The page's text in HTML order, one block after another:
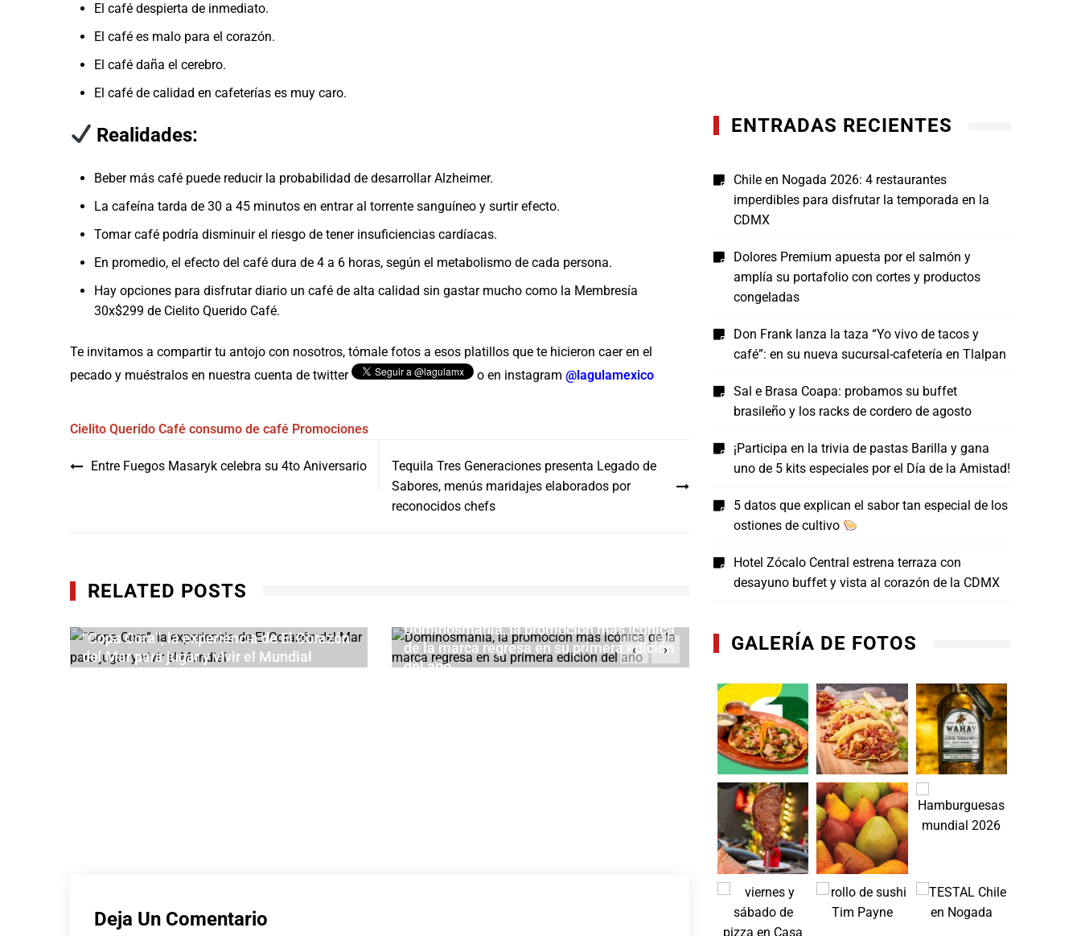
El café despierta de inmediato.
El café es malo para el corazón.
El café daña el cerebro.
El café de calidad en cafeterías es muy caro.
Realidades:
Beber más café puede reducir la probabilidad de desarrollar Alzheimer.
La cafeína tarda de 30 a 45 minutos en entrar al torrente sanguíneo y surtir efecto.
Tomar café podría disminuir el riesgo de tener insuficiencias cardíacas.
En promedio, el efecto del café dura de 4 a 6 horas, según el metabolismo de cada persona.
Hay opciones para disfrutar diario un café de alta calidad sin gastar mucho como la Membresía
30x$299 de Cielito Querido Café.
Te invitamos a compartir tu antojo con nosotros, tómale fotos a esos platillos que te hicieron caer en el
pecado y muéstralos en nuestra cuenta de twitter
o en instagram @lagulamexico
Cielito Querido Café consumo de café Promociones
Navegación
Entre Fuegos Masaryk celebra su 4to Aniversario
Tequila Tres Generaciones presenta Legado de
Sabores, menús maridajes elaborados por
reconocidos chefs
RELATED POSTS
“Copa Cora”, la experiencia de El Corazón
del Mar para jugar y vivir el Mundial
Dominosmanía, la promoción más icónica
de la marca regresa en su primera edición
del año
Shake Shack ofrece 20% de descuento en
órdenes grandes para disfrutar el Super
FEBRERO 4, 2026
‹ ›
Deja Un Comentario
ENTRADAS RECIENTES
Chile en Nogada 2026: 4 restaurantes
imperdibles para disfrutar la temporada en la
CDMX
Dolores Premium apuesta por el salmón y
amplía su portafolio con cortes y productos
congeladas
Don Frank lanza la taza “Yo vivo de tacos y
café”: en su nueva sucursal-cafetería en Tlalpan
Sal e Brasa Coapa: probamos su buffet
brasileño y los racks de cordero de agosto
¡Participa en la trivia de pastas Barilla y gana
uno de 5 kits especiales por el Día de la Amistad!
5 datos que explican el sabor tan especial de los
ostiones de cultivo
Hotel Zócalo Central estrena terraza con
desayuno buffet y vista al corazón de la CDMX
GALERÍA DE FOTOS